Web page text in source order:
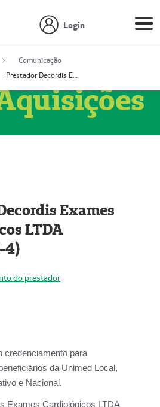
Login
Comunicação
Prestador Decordis Exames Cardiológicos LTDA (51004347-4)
Exames
LTDA
4)
do prestador
credenciamento para
da Unimed Local,
e Nacional.
Exames Cardiológicos LTDA